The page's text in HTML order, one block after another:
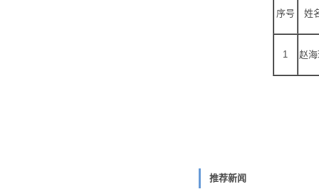
序号 姓
1 赵
推荐新闻